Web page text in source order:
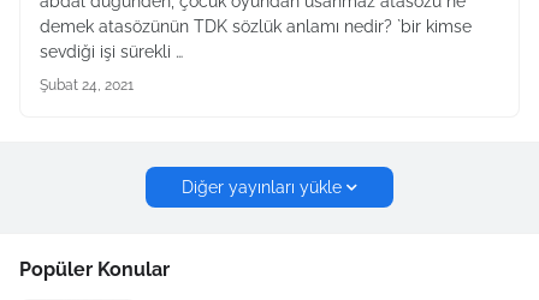
demek atasözünün TDK sözlük anlamı nedir? `bir kimse
sevdiği işi sürekli …
Şubat 24, 2021
Diğer yayınları yükle
Popüler Konular